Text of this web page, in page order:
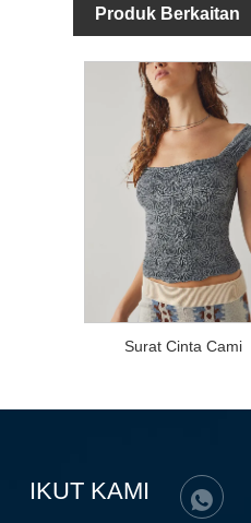
Produk Berkaitan
Surat Cinta Cami
IKUT KAMI